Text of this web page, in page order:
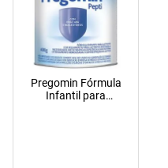
Pregomin Fórmula
Infantil para